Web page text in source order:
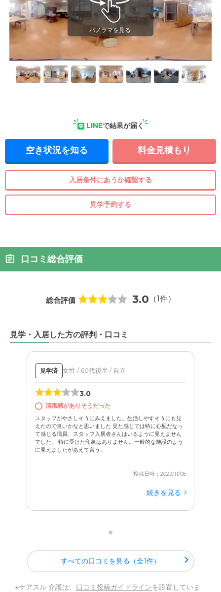
LINEで結果が届く
空き状況を知る 料金見積もり
入居条件にあうか確認する
見学予約する
口コミ総合評価
総合評価 3.0 （1件）
見学・入居した方の評判・口コミ
見学済 女性 / 60代後半 / 自立
3.0
清潔感がありそうだった
スタッフがやさしそうにみえました。生活しやすそうにも見
えたので良いかなと思いました 見た感じでは特に心配だなっ
て感じる職員、スタッフ入居者さんはいるように見えません
でした。 特に受けた印象はありません。一般的な施設のよう
に見えましたがあえて言う...
投稿日時：2023/11/06
続きを見る
すべての口コミを見る（全1件）
※ケアスル 介護は、 口コミ投稿ガイドラインを設置していま